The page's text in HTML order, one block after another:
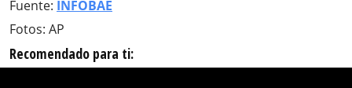
Fuente: INFOBAE
Fotos: AP
Recomendado para ti: